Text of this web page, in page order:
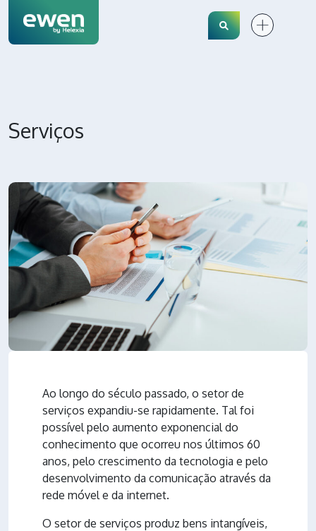
Search
Serviços
Ao longo do século passado, o setor de
serviços expandiu-se rapidamente. Tal foi
possível pelo aumento exponencial do
conhecimento que ocorreu nos últimos 60
anos, pelo crescimento da tecnologia e pelo
desenvolvimento da comunicação através da
rede móvel e da internet.
O setor de serviços produz bens intangíveis,